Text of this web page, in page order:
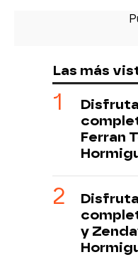
Las más
Ferran
y